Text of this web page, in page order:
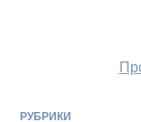
РУБРИКИ